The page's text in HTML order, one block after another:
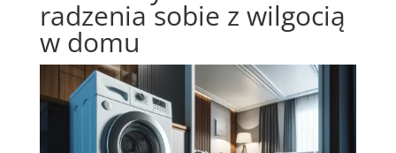
radzenia sobie z wilgocią
w domu